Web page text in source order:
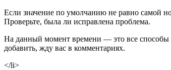
Если значение по умолчанию не равно самой
Проверьте, была ли исправлена проблема.
На данный момент времени — это все способы
добавить, жду вас в комментариях.
</li>